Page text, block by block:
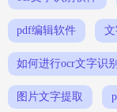
pdf编辑软件
如何进行ocr文字识别
图片文字提取